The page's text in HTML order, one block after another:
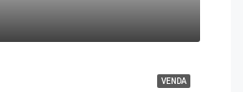
VENDA